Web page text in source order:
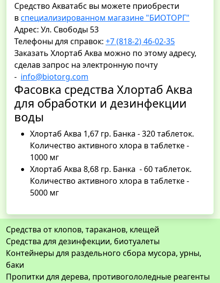
Средство Акватабс вы можете приобрести
вспециализированном магазине "БИОТОРГ"
Адрес: Ул. Свободы 53
Телефоны для справок: +7 (818-2) 46-02-35
Заказать Хлортаб Аква можно по этому адресу,
сделав запрос на электронную почту
- info@biotorg.com
Фасовка средства Хлортаб Аква
для обработки и дезинфекции
воды
Хлортаб Аква 1,67 гр. Банка - 320 таблеток.
Количество активного хлора в таблетке -
1000 мг
Хлортаб Аква 8,68 гр. Банка - 60 таблеток.
Количество активного хлора в таблетке -
5000 мг
Средства от клопов, тараканов, клещей
Средства для дезинфекции, биотуалеты
Контейнеры для раздельного сбора мусора, урны,
баки
Пропитки для дерева, противогололедные реагенты